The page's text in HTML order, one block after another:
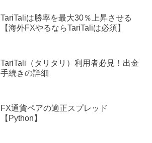
TariTaliは勝率を最大30％上昇させる
【海外FXやるならTariTaliは必須】
TariTali（タリタリ）利用者必見！出金
手続きの詳細
FX通貨ペアの適正スプレッド
【Python】